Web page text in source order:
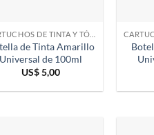
de Tinta Amarillo
Universal de 100ml
US$5,00